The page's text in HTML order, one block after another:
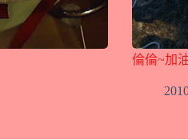
倫倫~加